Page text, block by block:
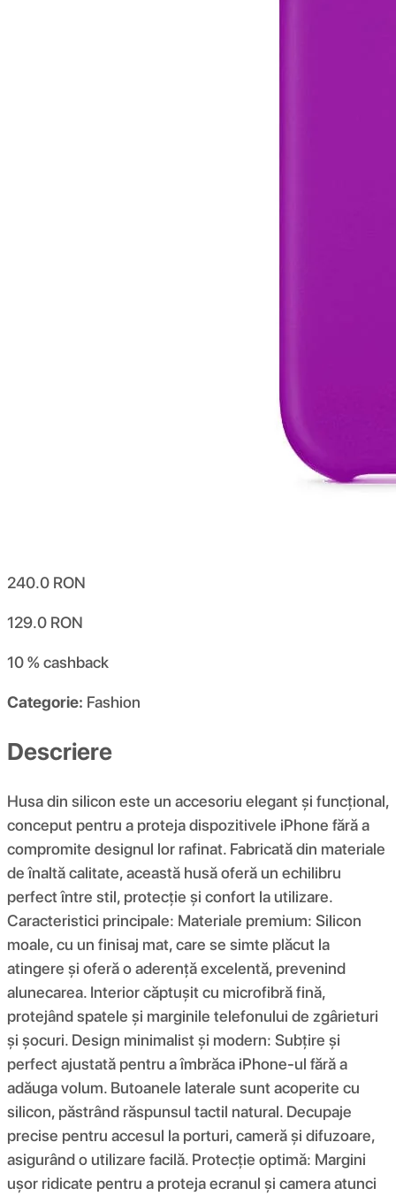
240.0 RON
129.0 RON
10 %cashback
Categorie: Fashion
Descriere
Husa din silicon este un accesoriu elegant și funcțional,
conceput pentru a proteja dispozitivele iPhone fără a
compromite designul lor rafinat. Fabricată din materiale
de înaltă calitate, această husă oferă un echilibru
perfect între stil, protecție și confort la utilizare.
Caracteristici principale: Materiale premium: Silicon
moale, cu un finisaj mat, care se simte plăcut la
atingere și oferă o aderență excelentă, prevenind
alunecarea. Interior căptușit cu microfibră fină,
protejând spatele și marginile telefonului de zgârieturi
și șocuri. Design minimalist și modern: Subțire și
perfect ajustată pentru a îmbrăca iPhone-ul fără a
adăuga volum. Butoanele laterale sunt acoperite cu
silicon, păstrând răspunsul tactil natural. Decupaje
precise pentru accesul la porturi, cameră și difuzoare,
asigurând o utilizare facilă. Protecție optimă: Margini
ușor ridicate pentru a proteja ecranul și camera atunci